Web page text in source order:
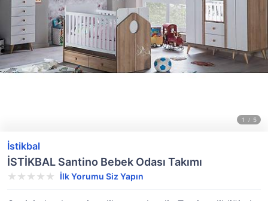
İstikbal
İSTİKBAL Santino Bebek Odası Takımı
İlk Yorumu Siz Yapın